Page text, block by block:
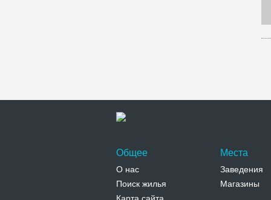
Общее
О нас
Поиск жилья
Места
Заведения
Магазины